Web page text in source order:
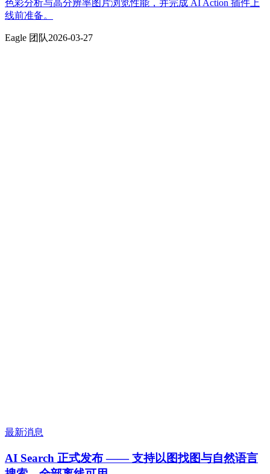
色彩分析与高分辨率图片浏览性能，并完成 AI Action 插件上
线前准备。
Eagle 团队2026-03-27
最新消息
AI Search 正式发布 —— 支持以图找图与自然语言